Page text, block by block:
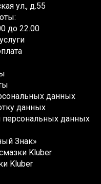
ул., д.55
до 22.00
данных
данных
персональных данных
Знак»
Kluber
Kluber